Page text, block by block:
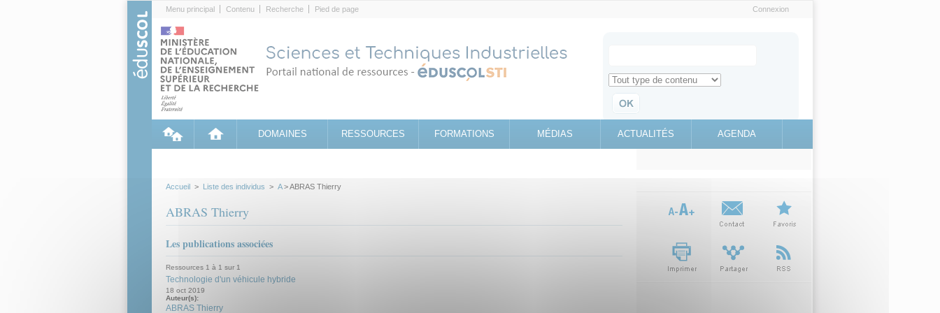
Menu principal Contenu Recherche Pied de page Connexion
Search for
Retrouvez toute l'information sur le site education.gouv.fr
DOMAINES RESSOURCES FORMATIONS MÉDIAS ACTUALITÉS AGENDA
Accueil > Liste des individus > A> ABRAS Thierry
ABRAS Thierry
Les publications associées
Ressources 1 à 1 sur 1
Technologie d'un véhicule hybride
18 oct 2019
Auteur(s):
ABRAS Thierry